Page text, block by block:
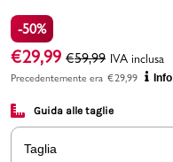
Marchi
-50%
€29,99 €59,99 IVA inclusa
Precedentemente era €29,99 Info
Guida alle taglie
Taglia